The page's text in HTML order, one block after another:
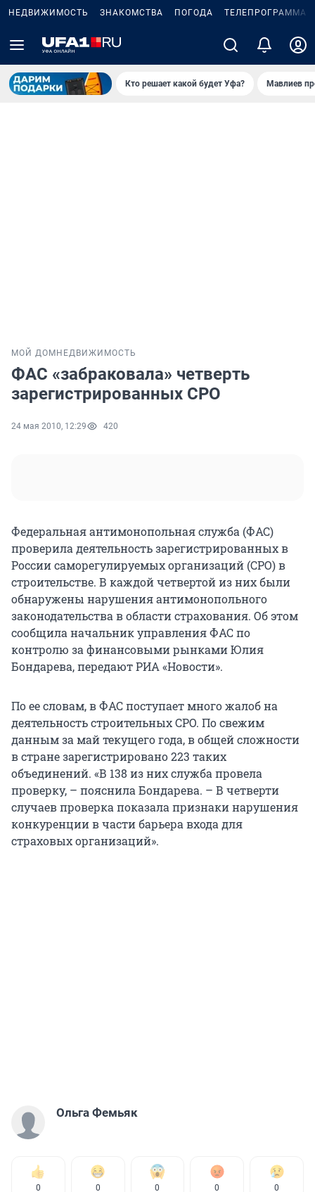
НЕДВИЖИМОСТЬ ЗНАКОМСТВА ПОГОДА ТЕЛЕПРОГРАММА
Кто решает какой будет Уфа? Мавлиев
МОЙ ДОМ НЕДВИЖИМОСТЬ
ФАС «забраковала» четверть
зарегистрированных СРО
24 мая 2010, 12:29 420
Федеральная антимонопольная служба (ФАС)
проверила деятельность зарегистрированных в
России саморегулируемых организаций (СРО) в
строительстве. В каждой четвертой из них были
обнаружены нарушения антимонопольного
законодательства в области страхования. Об этом
сообщила начальник управления ФАС по
контролю за финансовыми рынками Юлия
Бондарева, передают РИА «Новости».
По ее словам, в ФАС поступает много жалоб на
деятельность строительных СРО. По свежим
данным за май текущего года, в общей сложности
в стране зарегистрировано 223 таких
объединений. «В 138 из них служба провела
проверку, – пояснила Бондарева. – В четверти
случаев проверка показала признаки нарушения
конкуренции в части барьера входа для
страховых организаций».
Ольга Фемьяк
0 0 0 0 0